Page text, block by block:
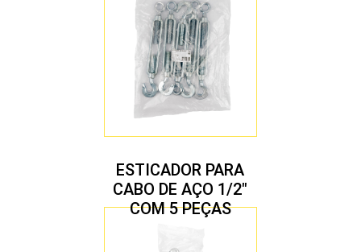
ESTICADOR PARA
CABO DE AÇO 1/2″
COM 5 PEÇAS